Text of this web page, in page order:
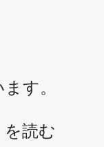
す。
を読む